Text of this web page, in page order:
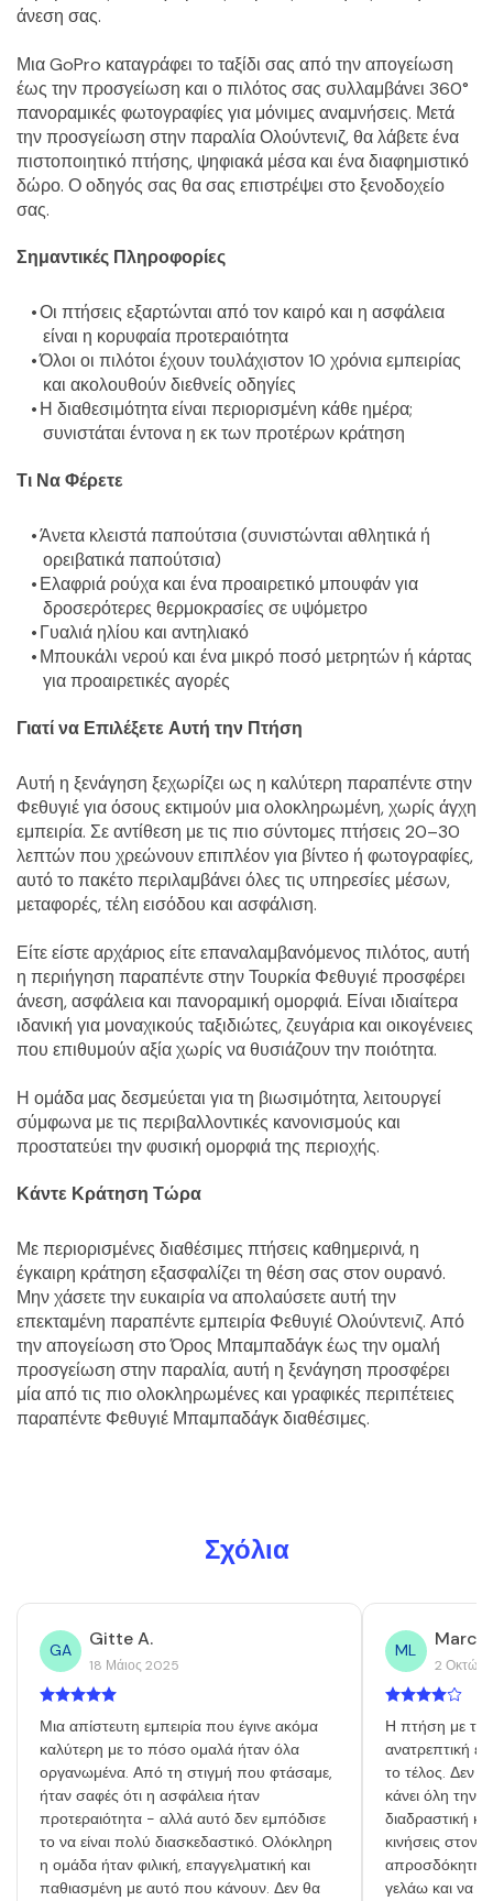
άνεση σας.
Μια GoPro καταγράφει το ταξίδι σας από την απογείωση
έως την προσγείωση και ο πιλότος σας συλλαμβάνει 360°
πανοραμικές φωτογραφίες για μόνιμες αναμνήσεις. Μετά
την προσγείωση στην παραλία Ολούντενιζ, θα λάβετε ένα
πιστοποιητικό πτήσης, ψηφιακά μέσα και ένα διαφημιστικό
δώρο. Ο οδηγός σας θα σας επιστρέψει στο ξενοδοχείο
σας.
Σημαντικές Πληροφορίες
Οι πτήσεις εξαρτώνται από τον καιρό και η ασφάλεια
είναι η κορυφαία προτεραιότητα
Όλοι οι πιλότοι έχουν τουλάχιστον 10 χρόνια εμπειρίας
και ακολουθούν διεθνείς οδηγίες
Η διαθεσιμότητα είναι περιορισμένη κάθε ημέρα;
συνιστάται έντονα η εκ των προτέρων κράτηση
Τι Να Φέρετε
Άνετα κλειστά παπούτσια (συνιστώνται αθλητικά ή
ορειβατικά παπούτσια)
Ελαφριά ρούχα και ένα προαιρετικό μπουφάν για
δροσερότερες θερμοκρασίες σε υψόμετρο
Γυαλιά ηλίου και αντηλιακό
Μπουκάλι νερού και ένα μικρό ποσό μετρητών ή κάρτας
για προαιρετικές αγορές
Γιατί να Επιλέξετε Αυτή την Πτήση
Αυτή η ξενάγηση ξεχωρίζει ως η καλύτερη παραπέντε στην
Φεθυγιέ για όσους εκτιμούν μια ολοκληρωμένη, χωρίς άγχη
εμπειρία. Σε αντίθεση με τις πιο σύντομες πτήσεις 20–30
λεπτών που χρεώνουν επιπλέον για βίντεο ή φωτογραφίες,
αυτό το πακέτο περιλαμβάνει όλες τις υπηρεσίες μέσων,
μεταφορές, τέλη εισόδου και ασφάλιση.
Είτε είστε αρχάριος είτε επαναλαμβανόμενος πιλότος, αυτή
η περιήγηση παραπέντε στην Τουρκία Φεθυγιέ προσφέρει
άνεση, ασφάλεια και πανοραμική ομορφιά. Είναι ιδιαίτερα
ιδανική για μοναχικούς ταξιδιώτες, ζευγάρια και οικογένειες
που επιθυμούν αξία χωρίς να θυσιάζουν την ποιότητα.
Η ομάδα μας δεσμεύεται για τη βιωσιμότητα, λειτουργεί
σύμφωνα με τις περιβαλλοντικές κανονισμούς και
προστατεύει την φυσική ομορφιά της περιοχής.
Κάντε Κράτηση Τώρα
Με περιορισμένες διαθέσιμες πτήσεις καθημερινά, η
έγκαιρη κράτηση εξασφαλίζει τη θέση σας στον ουρανό.
Μην χάσετε την ευκαιρία να απολαύσετε αυτή την
επεκταμένη παραπέντε εμπειρία Φεθυγιέ Ολούντενιζ. Από
την απογείωση στο Όρος Μπαμπαδάγκ έως την ομαλή
προσγείωση στην παραλία, αυτή η ξενάγηση προσφέρει
μία από τις πιο ολοκληρωμένες και γραφικές περιπέτειες
παραπέντε Φεθυγιέ Μπαμπαδάγκ διαθέσιμες.
Σχόλια
GA Gitte A.
18 Μάιος 2025
Μια απίστευτη εμπειρία που έγινε ακόμα
καλύτερη με το πόσο ομαλά ήταν όλα
οργανωμένα. Από τη στιγμή που φτάσαμε,
ήταν σαφές ότι η ασφάλεια ήταν
προτεραιότητα - αλλά αυτό δεν εμπόδισε
το να είναι πολύ διασκεδαστικό. Ολόκληρη
η ομάδα ήταν φιλική, επαγγελματική και
παθιασμένη με αυτό που κάνουν. Δεν θα
ML
2
Η πτήση με
ανατρεπτική
το τέλος. Δεν
κάνει όλη την
διαδραστική
κινήσεις στον
απροσδόκητη
γελάω και να